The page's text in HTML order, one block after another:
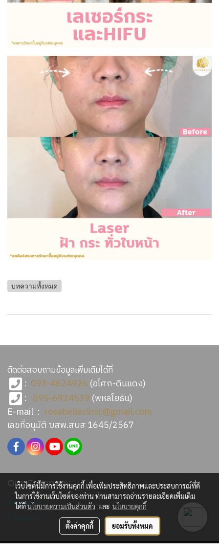
บทความทั้งหมด
ติดต่อสอบถามข้อมูลเพิ่มเติมได้ที่
: 093-4624926 (อโศก-ดินแดง)
: 095-6924539 (พหลโยธิน)
E-mail : rosabelleclinic@gmail.com
เลขที่อนุมัติ ฆสพ.สบส 1645/2567
Our Company
About us
เว็บไซต์นี้มีการใช้งานคุกกี้ เพื่อเพิ่มประสิทธิภาพและประสบการณ์ที่ดี
ในการใช้งานเว็บไซต์ของท่าน ท่านสามารถอ่านรายละเอียดเพิ่มเติม
ได้ที่นโยบายความเป็นส่วนตัว และ นโยบายคุกกี้
ตั้งค่าคุกกี้ ยอมรับทั้งหมด